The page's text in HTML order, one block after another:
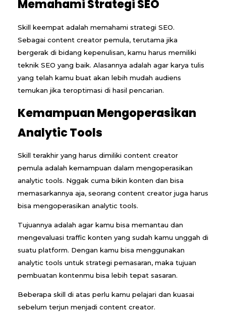
Memahami Strategi SEO
Skill keempat adalah memahami strategi SEO.
Sebagai content creator pemula, terutama jika
bergerak di bidang kepenulisan, kamu harus memiliki
teknik SEO yang baik. Alasannya adalah agar karya tulis
yang telah kamu buat akan lebih mudah audiens
temukan jika teroptimasi di hasil pencarian.
Kemampuan Mengoperasikan
Analytic Tools
Skill terakhir yang harus dimiliki content creator
pemula adalah kemampuan dalam mengoperasikan
analytic tools. Nggak cuma bikin konten dan bisa
memasarkannya aja, seorang content creator juga harus
bisa mengoperasikan analytic tools.
Tujuannya adalah agar kamu bisa memantau dan
mengevaluasi traffic konten yang sudah kamu unggah di
suatu platform. Dengan kamu bisa menggunakan
analytic tools untuk strategi pemasaran, maka tujuan
pembuatan kontenmu bisa lebih tepat sasaran.
Beberapa skill di atas perlu kamu pelajari dan kuasai
sebelum terjun menjadi content creator.